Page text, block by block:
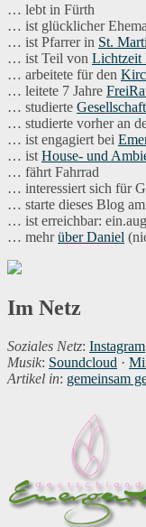
… lebt in Fürth
… ist glücklicher
… ist Pfarrer in St.
… ist Teil von Lichtzeit
… arbeitete für den
… leitete 7 Jahre
… studierte
… studierte vorher an
… ist engagiert bei
… ist House- und
… fährt Fahrrad
… interessiert sich für
… starte dieses Blog
… ist erreichbar:
… mehrüber Daniel
Im Netz
Soziales Netz: Instagram
Musik: Soundcloud ·
Artikel in: gemeinsam